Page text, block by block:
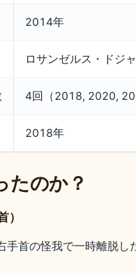
2014年
ロサンゼルス・ドジ
4回（2018, 2020,
2018年
たのか？
手首の怪我で一時離脱し